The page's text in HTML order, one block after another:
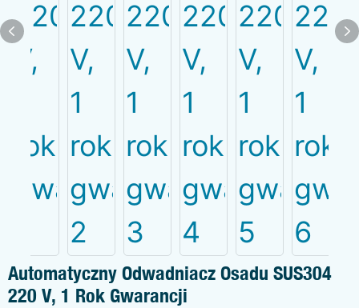
Automatyczny Odwadniacz Osadu SUS304
220 V, 1 Rok Gwarancji